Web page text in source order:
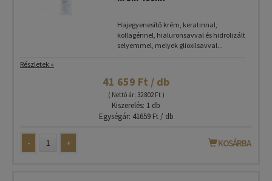
Hajegyenesítő krém, keratinnal,
kollagénnel, hialuronsavval és hidrolizált
selyemmel, melyek glioxilsavval...
Részletek »
41 659 Ft / db
( Nettó ár: 32 802 Ft )
Kiszerelés: 1 db
Egységár: 41659 Ft / db
- + KOSÁRBA